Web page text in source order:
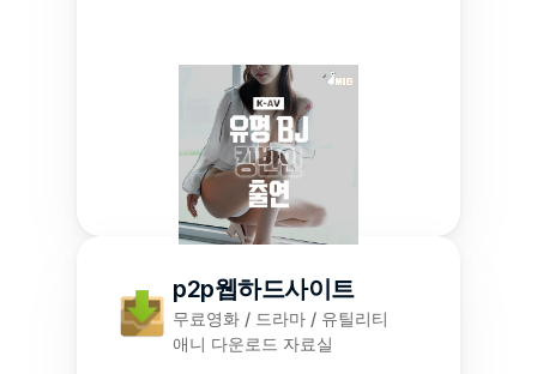
p2p웹하드사이트
무료영화 / 드라마 / 유틸리티
애니 다운로드 자료실